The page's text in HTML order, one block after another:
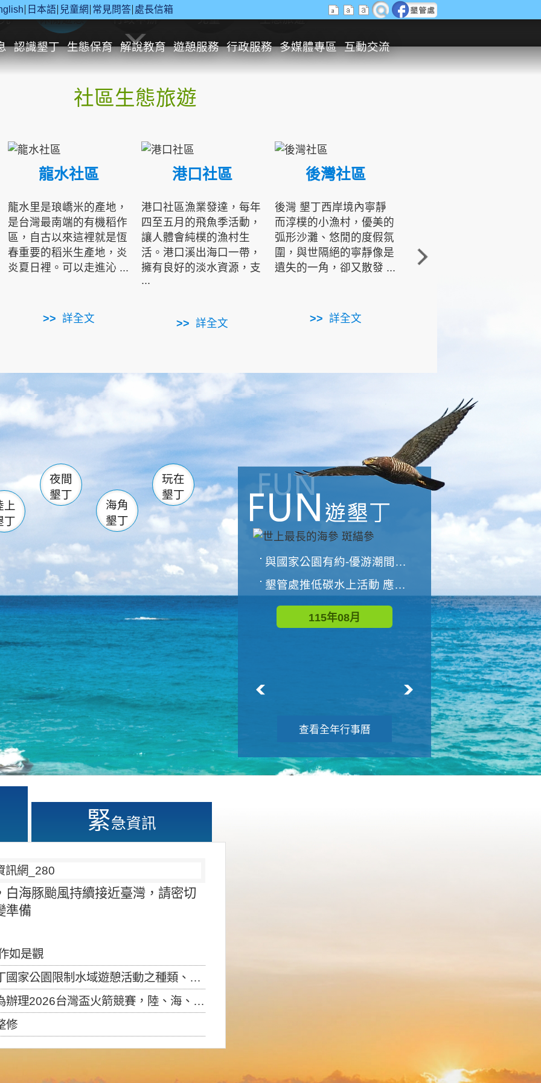
日本語 兒童網 常見問答 處長信箱
認識墾丁 生態保育 解說教育 遊憩服務 行政服務 多媒體專區 互動交流
休閒遊憩 行政申辦 兒童 生態旅遊
社區生態旅遊
龍水社區
龍水里是琅嶠米的產地，
是台灣最南端的有機稻作
區，自古以來這裡就是恆
春重要的稻米生產地，炎
炎夏日裡。可以走進沁 ...
詳全文
港口社區
港口社區漁業發達，每年
四至五月的飛魚季活動，
讓人體會純樸的漁村生
活。港口溪出海口一帶，
擁有良好的淡水資源，支
...
詳全文
後灣社區
後灣 墾丁西岸境內寧靜
而淳樸的小漁村，優美的
弧形沙灘、悠閒的度假氛
圍，與世隔絕的寧靜像是
遺失的一角，卻又散發 ...
詳全文
角的端點，冬季海浪拍打
著礁岸，旺盛的侵蝕作
南仁湖
滿州 佳樂水
森林遊樂區
墾管處遊客中心
社頂公園 風吹沙
船帆石 龍磐公園
香蕉灣 龍坑
鵝鑾鼻
上
丁
夜間
墾丁
海角
墾丁
玩在
墾丁
與國家公園有約-優游潮間探險者
墾管處推低碳水上活動 應屆畢業生限額免費參加
115年08月
世界地球清潔日 墾管處辦理「2026年墾丁國家公園沙灘淨灘活動
115年09月
查看全年行事曆
緊急資訊
海豚颱風持續接近臺灣，請密切
準備
如是觀
制水域遊憩活動之種類、範圍、時間及行為」，自即日生效。
盃火箭競賽，陸、海、空域警戒及協調相關事宜，因颱風備案事宜
修